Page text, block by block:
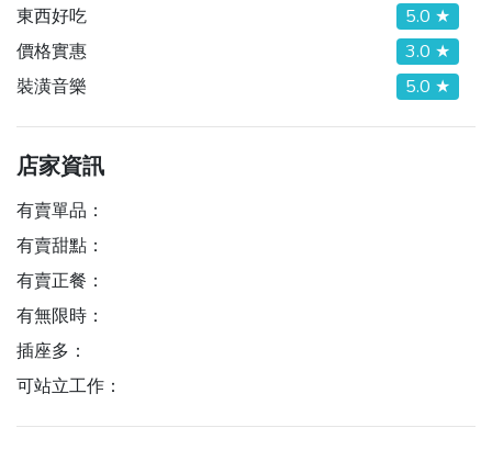
東西好吃
5.0 ★
價格實惠
3.0 ★
裝潢音樂
5.0 ★
店家資訊
有賣單品：
有賣甜點：
有賣正餐：
有無限時：
插座多：
可站立工作：